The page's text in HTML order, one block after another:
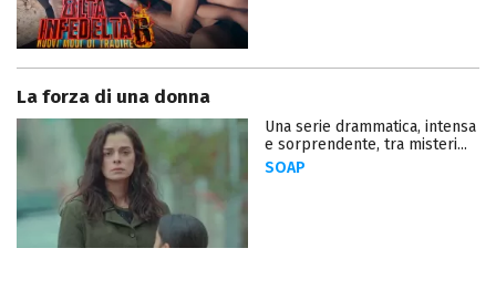
La forza di una donna
Una serie drammatica, intensa
e sorprendente, tra misteri...
SOAP